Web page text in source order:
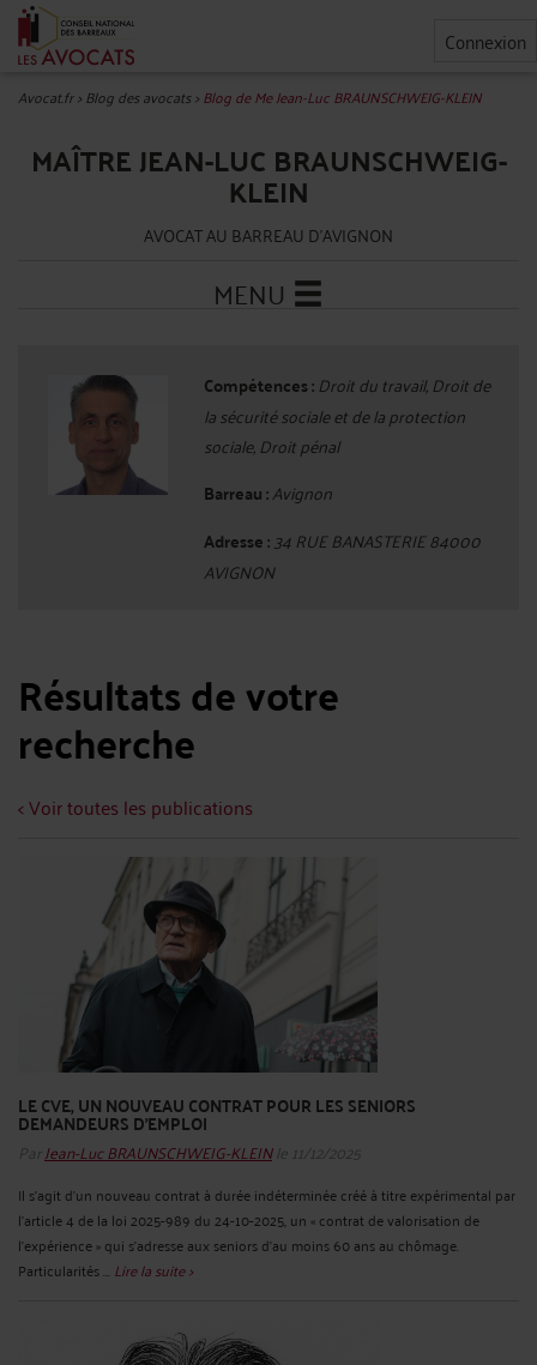
Connexion
Avocat.fr>Blog des avocats>Blog de Me Jean-Luc BRAUNSCHWEIG-KLEIN
MAÎTRE JEAN-LUC BRAUNSCHWEIG-
KLEIN
AVOCAT AU BARREAU D'AVIGNON
MENU
Compétences : Droit du travail, Droit de
la sécurité sociale et de la protection
sociale, Droit pénal
Barreau :Avignon
Adresse :34 RUE BANASTERIE 84000
AVIGNON
Résultats de votre
recherche
< Voir toutes les publications
LE CVE, UN NOUVEAU CONTRAT POUR LES SENIORS
DEMANDEURS D’EMPLOI
Par Jean-Luc BRAUNSCHWEIG-KLEINle 11/12/2025
Il s’agit d’un nouveau contrat à durée indéterminée créé à titre expérimental par
l’article 4 de la loi 2025-989 du 24-10-2025, un « contrat de valorisation de
l’expérience » qui s’adresse aux seniors d’au moins 60 ans au chômage.
Particularités ... Lire la suite >